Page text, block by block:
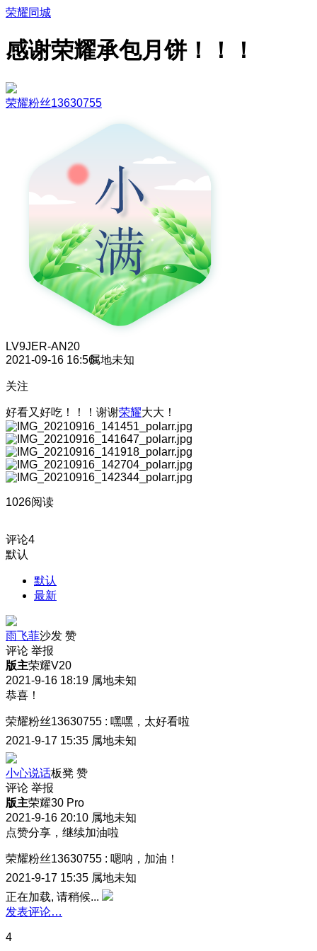
荣耀同城
感谢荣耀承包月饼！！！
荣耀粉丝13630755
LV9JER-AN20
2021-09-16 16:56属地未知
关注
好看又好吃！！！ 谢谢荣耀大大！
1026阅读
评论4
默认
默认
最新
雨飞菲沙发 赞
评论 举报
版主荣耀V20
2021-9-16 18:19 属地未知
恭喜！
荣耀粉丝13630755 : 嘿嘿，太好看啦
2021-9-17 15:35 属地未知
小心说话板凳 赞
评论 举报
版主荣耀30 Pro
2021-9-16 20:10 属地未知
点赞分享，继续加油啦
荣耀粉丝13630755 : 嗯呐，加油！
2021-9-17 15:35 属地未知
正在加载, 请稍候...
发表评论…
4